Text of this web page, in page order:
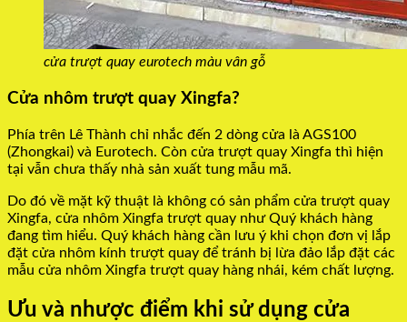
cửa trượt quay eurotech màu vân gỗ
Cửa nhôm trượt quay Xingfa?
Phía trên Lê Thành chỉ nhắc đến 2 dòng cửa là AGS100
(Zhongkai) và Eurotech. Còn cửa trượt quay Xingfa thì hiện
tại vẫn chưa thấy nhà sản xuất tung mẫu mã.
Do đó về mặt kỹ thuật là không có sản phẩm cửa trượt quay
Xingfa, cửa nhôm Xingfa trượt quay như Quý khách hàng
đang tìm hiểu. Quý khách hàng cần lưu ý khi chọn đơn vị lắp
đặt cửa nhôm kính trượt quay để tránh bị lừa đảo lắp đặt các
mẫu cửa nhôm Xingfa trượt quay hàng nhái, kém chất lượng.
Ưu và nhược điểm khi sử dụng cửa